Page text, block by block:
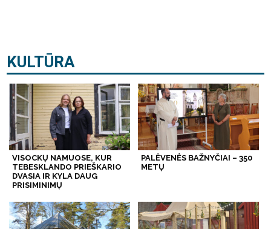
KULTŪRA
VISOCKŲ NAMUOSE, KUR
TEBESKLANDO PRIEŠKARIO
DVASIA IR KYLA DAUG
PRISIMINIMŲ
PALĖVENĖS BAŽNYČIAI – 350
METŲ